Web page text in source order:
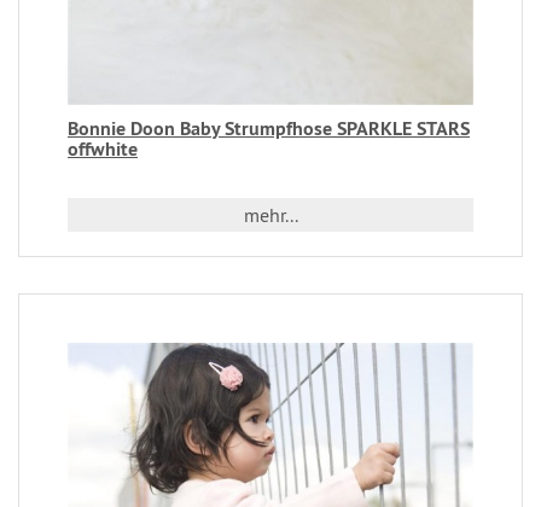
Bonnie Doon Baby Strumpfhose SPARKLE STARS
offwhite
mehr...